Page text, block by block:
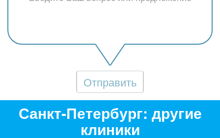
Отправить
Санкт-Петербург: другие
клиники